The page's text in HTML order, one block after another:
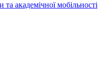
академічної мобільності